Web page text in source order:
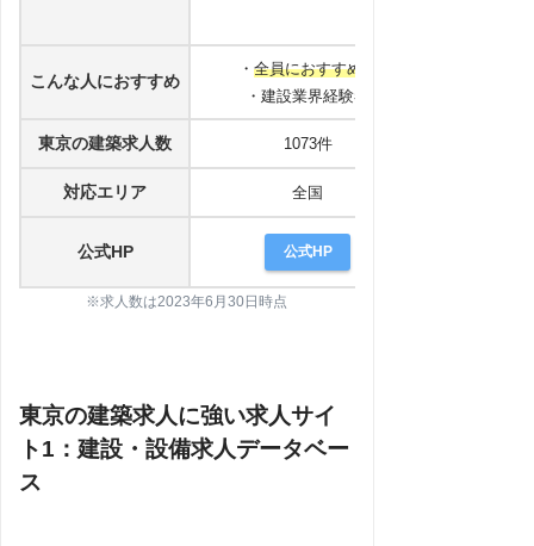
こんな人におすすめ
・ 全員におすすめ！
・建設業界経験者
東京の建築求人数 1073件
対応エリア 全国
公式HP 公式HP
※求人数は2023年6月30日時点
東京の建築求人に強い求人サイ
ト1：建設・設備求人データベー
ス